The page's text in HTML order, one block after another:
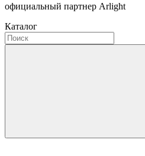
официальный партнер Arlight
Каталог